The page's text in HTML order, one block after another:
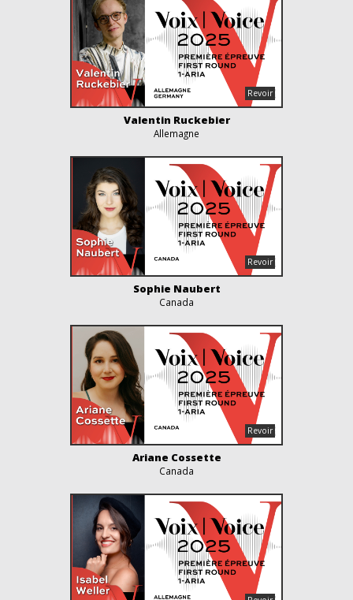
Valentin Ruckebier
Allemagne
Sophie Naubert
Canada
Ariane Cossette
Canada